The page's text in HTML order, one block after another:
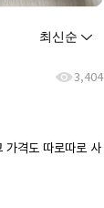
3,404
가격도 따로따로 사